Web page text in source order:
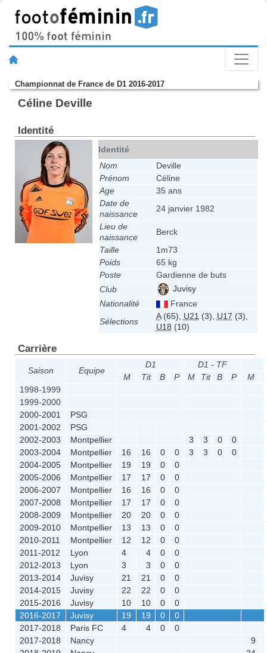
Championnat de France de D1 2016-2017
Céline Deville
Identité
Identité
Nom
Deville
Prénom
Céline
Age
35 ans
Date de
naissance
24 janvier 1982
Lieu de
naissance
Berck
Taille
1m73
Poids
65 kg
Poste
Gardienne de buts
Club
Juvisy
Nationalité
France
Sélections
A(65), U21 (3), U17 (3),
U18 (10)
Carrière
Saison Equipe
D1
D1 - TF
M
Tit B P M Tit B P M
1998-1999
1999-2000
2000-2001
PSG
2001-2002
PSG
2002-2003
Montpellier 3 3 0
0
2003-2004
Montpellier 16 16 0 0 3 3 0
0
2004-2005
Montpellier 19 19 0
0
2005-2006
Montpellier 17 17 0
0
2006-2007
Montpellier 16 16 0
0
2007-2008
Montpellier 17 17 0
0
2008-2009
Montpellier 20 20 0
0
2009-2010
Montpellier 13 13 0
0
2010-2011
Montpellier 12 12 0
0
2011-2012
Lyon 4 4 0
0
2012-2013
Lyon 3 3 0
0
2013-2014
Juvisy 21 21 0
0
2014-2015
Juvisy 22 22 0
0
2015-2016
Juvisy 10 10 0
0
2016-2017
Juvisy 19 19 0
0
2017-2018
Paris FC 4 4 0
0
2017-2018
Nancy
9